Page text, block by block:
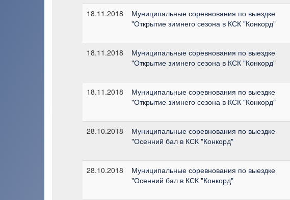
18.11.2018
Муниципальные соревнования по выездке
"Открытие зимнего сезона в КСК "Конкорд"
18.11.2018
Муниципальные соревнования по выездке
"Открытие зимнего сезона в КСК "Конкорд"
18.11.2018
Муниципальные соревнования по выездке
"Открытие зимнего сезона в КСК "Конкорд"
28.10.2018
Муниципальные соревнования по выездке
"Осенний бал в КСК "Конкорд"
28.10.2018
Муниципальные соревнования по выездке
"Осенний бал в КСК "Конкорд"